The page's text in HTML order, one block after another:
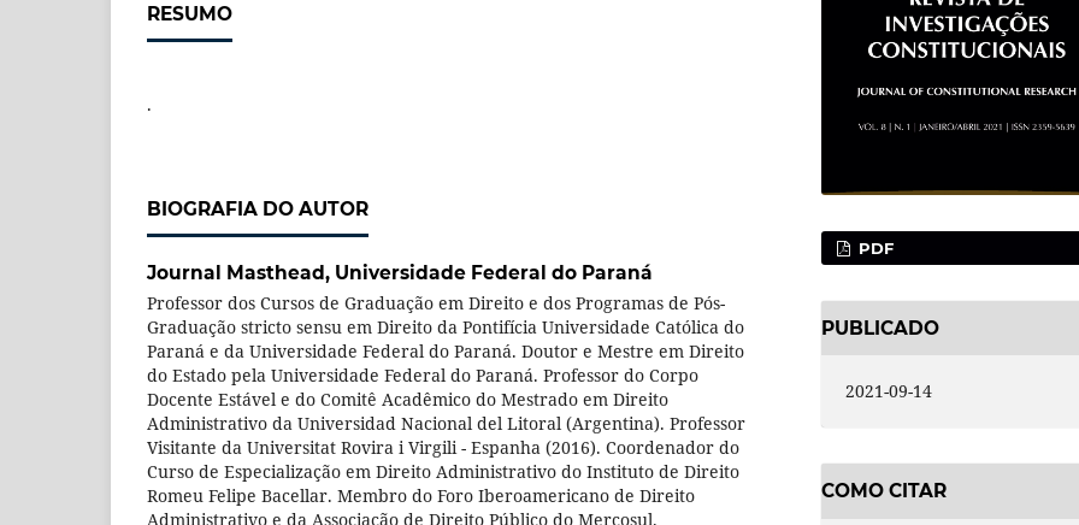
RESUMO
.
BIOGRAFIA DO AUTOR
Journal Masthead, Universidade Federal do Paraná
Professor dos Cursos de Graduação em Direito e dos Programas de Pós-
Graduação stricto sensu em Direito da Pontifícia Universidade Católica do
Paraná e da Universidade Federal do Paraná. Doutor e Mestre em Direito
do Estado pela Universidade Federal do Paraná. Professor do Corpo
Docente Estável e do Comitê Acadêmico do Mestrado em Direito
Administrativo da Universidad Nacional del Litoral (Argentina). Professor
Visitante da Universitat Rovira i Virgili - Espanha (2016). Coordenador do
Curso de Especialização em Direito Administrativo do Instituto de Direito
Romeu Felipe Bacellar. Membro do Foro Iberoamericano de Direito
Administrativo e da Associação de Direito Público do Mercosul.
PDF
PUBLICADO
2021-09-14
COMO CITAR